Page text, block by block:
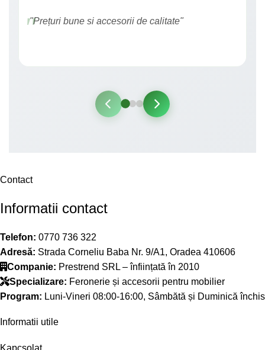
"Prețuri bune si accesorii de calitate"
Contact
Informatii contact
Telefon: 0770 736 322
Adresă: Strada Corneliu Baba Nr. 9/A1, Oradea 410606
Companie: Prestrend SRL – înființată în 2010
Specializare: Feronerie și accesorii pentru mobilier
Program: Luni-Vineri 08:00-16:00, Sâmbătă și Duminică închis
Informatii utile
Kapcsolat